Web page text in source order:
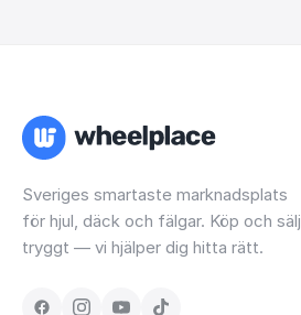
Sveriges smartaste marknadsplats
för hjul, däck och fälgar. Köp och sälj
tryggt — vi hjälper dig hitta rätt.